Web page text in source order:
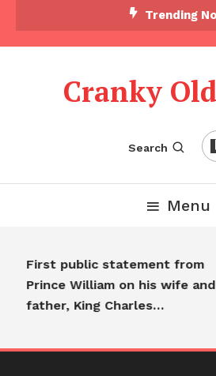
Trending
Cranky
Search
Menu
First public statement from
Prince William on his wife and
father, King Charles…